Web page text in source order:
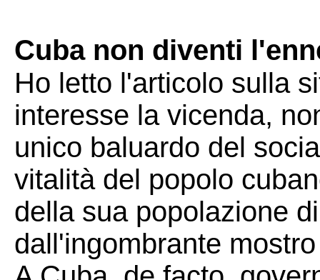
Cuba non diventi
Ho letto l'articolo sulla
interesse la vicenda,
unico baluardo del
vitalità del popolo
della sua popolazione
dall'ingombrante